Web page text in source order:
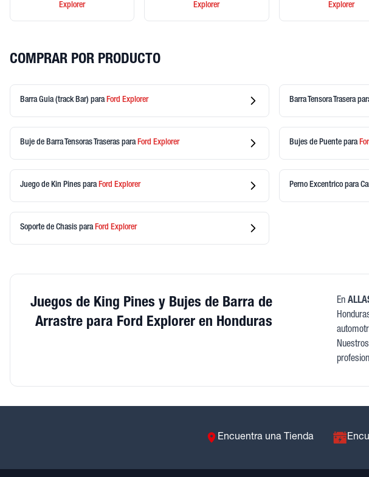
Explorer
Explorer
Explorer
COMPRAR POR PRODUCTO
Barra Guia (track Bar) paraFord Explorer Barra Tensora Trasera
Buje de Barra Tensoras Traseras paraFord Explorer Bujes de Puente para
Juego de Kin Pines paraFord Explorer Perno Excentrico para
Soporte de Chasis paraFord Explorer
Juegos de King Pines y Bujes de Barra de
Arrastre para Ford Explorer en Honduras
En
Encuentra una Tienda